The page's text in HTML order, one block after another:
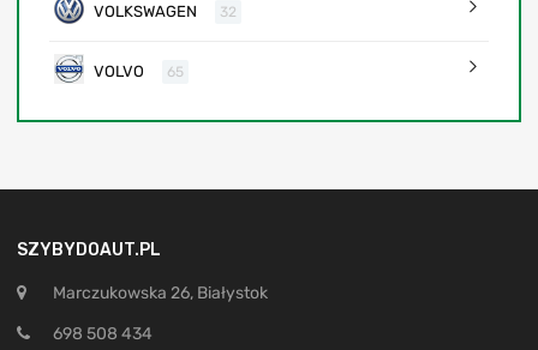
VOLKSWAGEN 32
VOLVO 65
SZYBYDOAUT.PL
Marczukowska 26, Białystok
698 508 434